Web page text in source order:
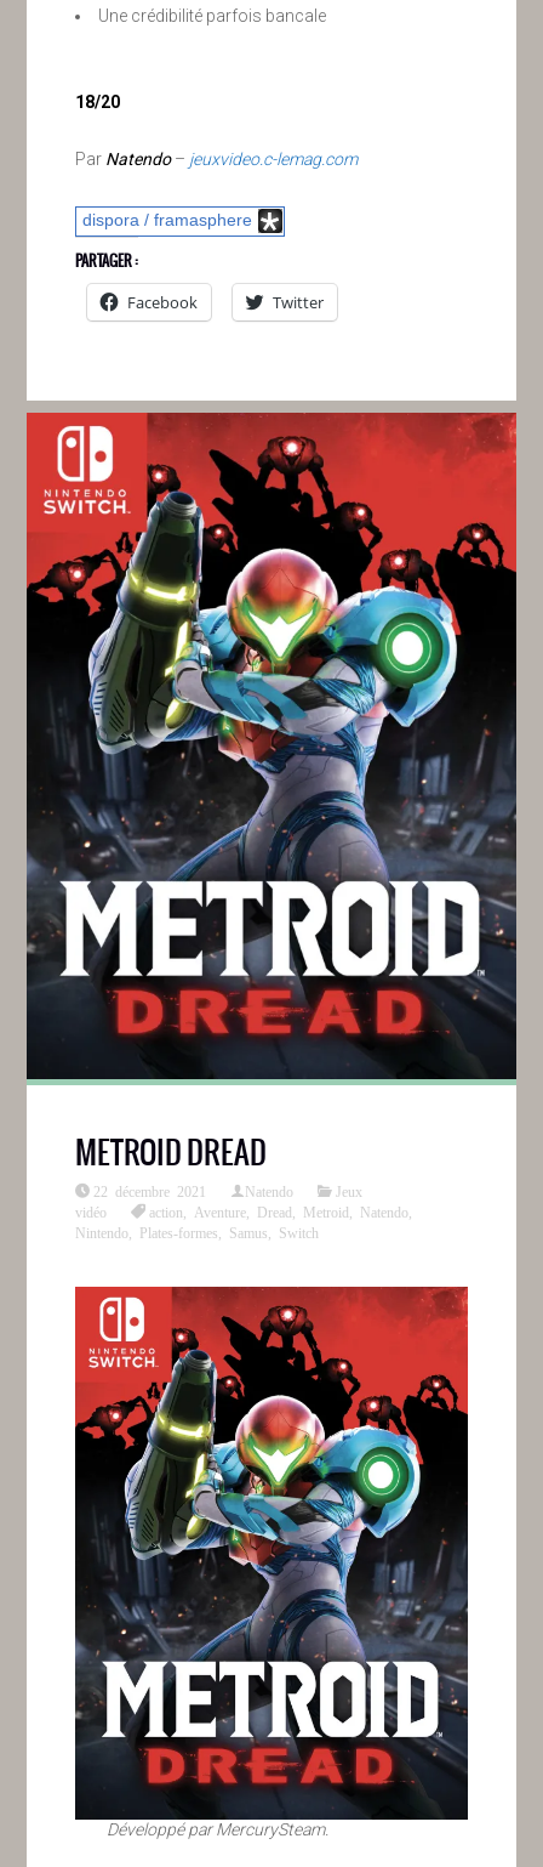
Une crédibilité parfois bancale
18/20
Par Natendo– jeuxvideo.c-lemag.com
dispora / framasphere
PARTAGER :
Facebook
Twitter
METROID DREAD
22 décembre 2021 Natendo
Jeux
vidéo
action Aventure Dread Metroid Natendo
Nintendo
Plates-formes Samus Switch
Développé par MercurySteam.